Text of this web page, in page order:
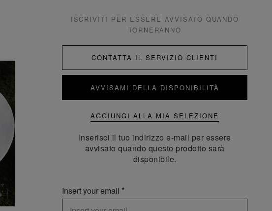
ISCRIVITI PER ESSERE AVVISATO QUANDO
TORNERANNO
CONTATTA IL SERVIZIO CLIENTI
AVVISAMI DELLA DISPONIBILITÀ
AGGIUNGI ALLA MIA SELEZIONE
Inserisci il tuo indirizzo e-mail per essere
avvisato quando questo prodotto sarà
disponibile.
Insert your email